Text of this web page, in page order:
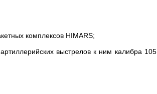
комплексов HIMARS;
выстрелов к ним калибра 105